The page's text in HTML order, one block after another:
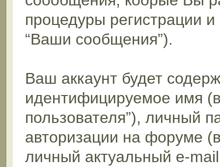
процедуры регистрации
“Ваши сообщения”).
Ваш аккаунт будет
идентифицируемое имя
пользователя”), личный
авторизации на форуме
личный актуальный e-